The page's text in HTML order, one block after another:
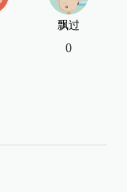
飘过
0